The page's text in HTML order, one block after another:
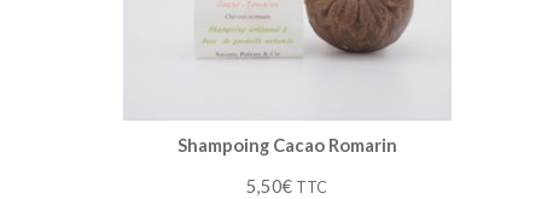
Shampoing Cacao Romarin
5,50€ TTC